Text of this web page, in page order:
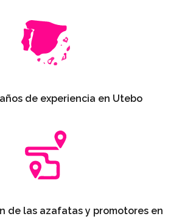
de experiencia en Utebo
de las azafatas y promotores en